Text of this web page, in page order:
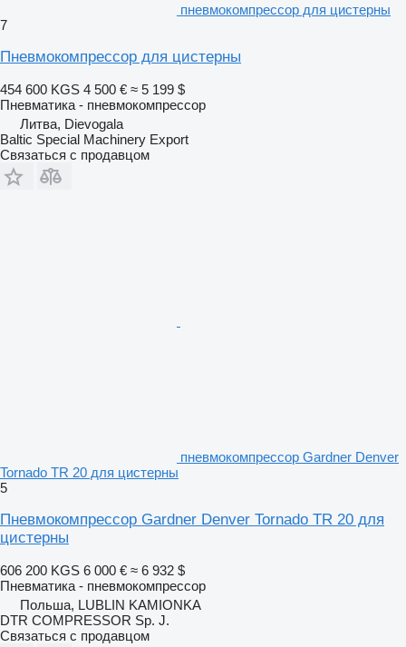
пневмокомпрессор для цистерны
7
Пневмокомпрессор для цистерны
454 600 KGS 4 500 € ≈ 5 199 $
Пневматика - пневмокомпрессор
Литва, Dievogala
Baltic Special Machinery Export
Связаться с продавцом
пневмокомпрессор Gardner Denver
Tornado TR 20 для цистерны
5
Пневмокомпрессор Gardner Denver Tornado TR 20 для
цистерны
606 200 KGS 6 000 € ≈ 6 932 $
Пневматика - пневмокомпрессор
Польша, LUBLIN KAMIONKA
DTR COMPRESSOR Sp. J.
Связаться с продавцом